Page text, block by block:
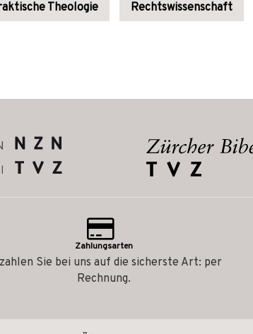
Theologie Rechtswissenschaft
Zahlungsarten
Sie bei uns auf die sicherste Art: per
Rechnung.